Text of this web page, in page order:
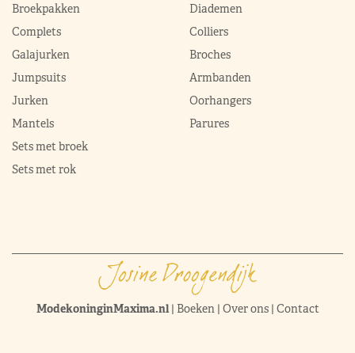
Broekpakken
Complets
Galajurken
Jumpsuits
Jurken
Mantels
Sets met broek
Sets met rok
Diademen
Colliers
Broches
Armbanden
Oorhangers
Parures
ModekoninginMaxima.nl| Boeken| Over ons| Contact